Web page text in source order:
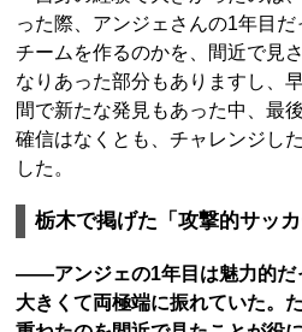
った際、アンジェさんの1年目
チームを作るのかを、間近で見
なりあった部分もありますし、
間で新たな発見もあった中、最
確信はなくとも、チャレンジし
した。
栃木で掲げた「攻撃的サッ
――アンジェの1年目は魅力的だ
大きくて両極端に振れていた。